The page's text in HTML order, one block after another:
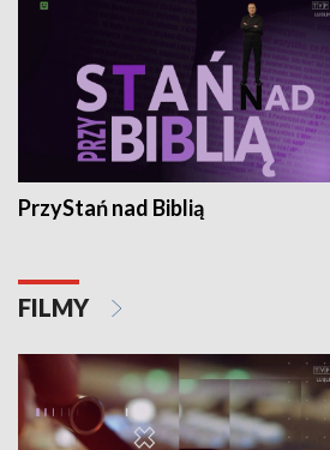
PrzyStań nad Biblią
FILMY